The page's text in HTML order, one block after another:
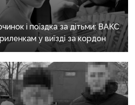
і поїздка за дітьми: ВАКС
у виїзді за кордон